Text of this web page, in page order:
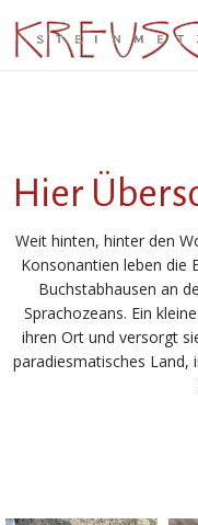
Hier
Weit hinten, hinter den
Konsonantien leben die
Buchstabhausen an
Sprachozeans. Ein
ihren Ort und versorgt
paradiesmatisches Land,